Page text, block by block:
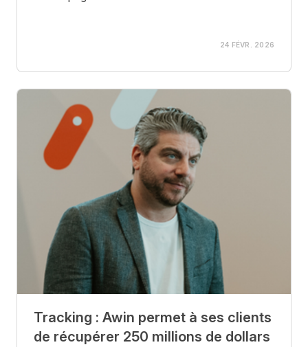
24 FÉVR. 2026
Tracking : Awin permet à ses clients
de récupérer 250 millions de dollars